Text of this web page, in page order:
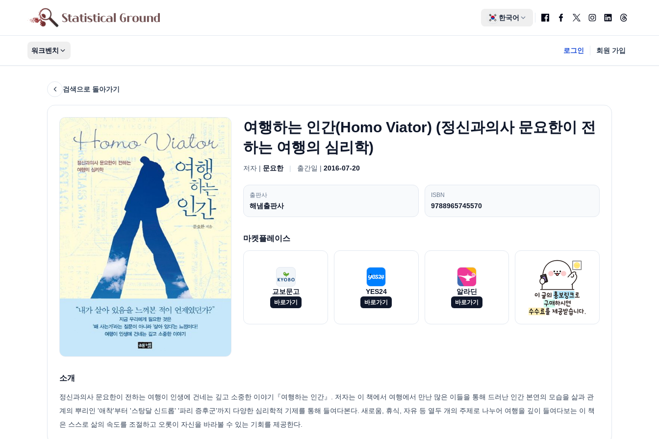
한국어
워크벤치 로그인 회원 가입
검색으로 돌아가기
여행하는 인간(Homo Viator) (정신과의사 문요한이 전
하는 여행의 심리학)
저자 | 문요한 | 출간일 |2016-07-20
출판사
해냄출판사
ISBN
9788965745570
마켓플레이스
교보문고
바로가기
YES24
바로가기
알라딘
바로가기
소개
정신과의사 문요한이 전하는 여행이 인생에 건네는 깊고 소중한 이야기『여행하는 인간』. 저자는 이 책에서 여행에서 만난 많은 이들을 통해 드러난 인간 본연의 모습을 삶과 관
계의 뿌리인 '애착'부터 '스탕달 신드롭' '파리 증후군'까지 다양한 심리학적 기제를 통해 들여다본다. 새로움, 휴식, 자유 등 열두 개의 주제로 나누어 여행을 깊이 들여다보는 이 책
은 스스로 삶의 속도를 조절하고 오롯이 자신을 바라볼 수 있는 기회를 제공한다.